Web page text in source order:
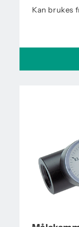
Kan brukes